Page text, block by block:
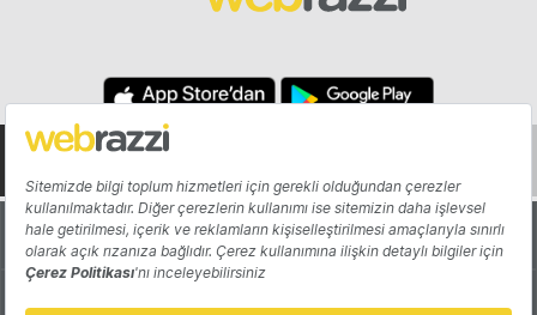
Hakkında Yazarlar
Katkıda Bulun Reklam